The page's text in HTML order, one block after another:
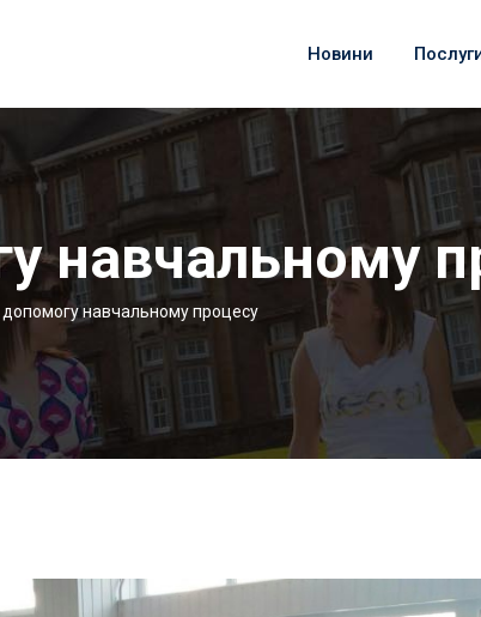
Новини
навчальному
допомогу навчальному процесу